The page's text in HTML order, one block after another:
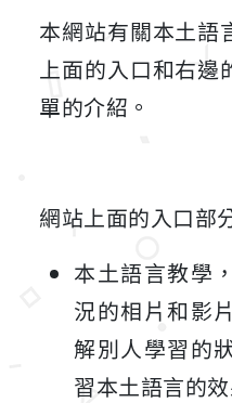
本網站有關本土語
上面的入口和右邊
單的介紹。
網站上面的入口部
本土語言教學
況的相片和影
解別人學習的
習本土語言的效